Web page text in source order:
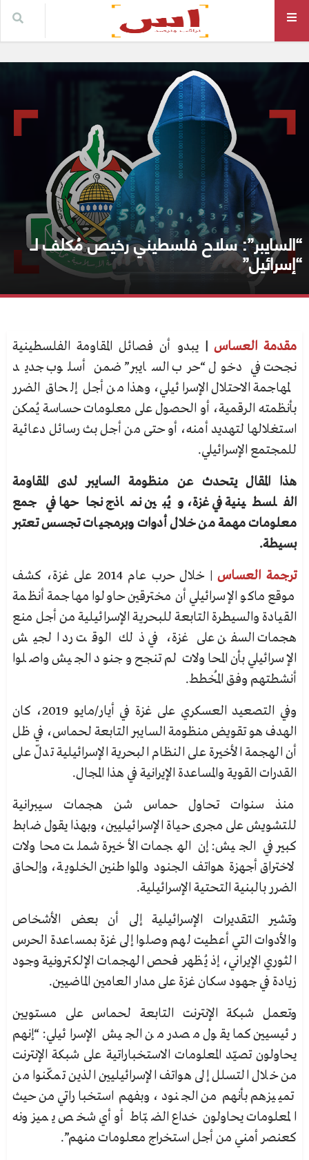
“السايبر”: سلاح فلسطيني رخيص مُكلف لـ
“إسرائيل”
مقدمة العساس | يبدو أن فصائل المقاومة الفلسطينية
نجحت في دخول “حرب السايبر” ضمن أسلوب جديد
لمهاجمة الاحتلال الإسرائيلي، وهذا من أجل إلحاق الضرر
بأنظمته الرقمية، أو الحصول على معلومات حساسة يُمكن
استغلالها لتهديد أمنه، أو حتى من أجل بث رسائل دعائية
للمجتمع الإسرائيلي.
هذا المقال يتحدث عن منظومة السايبر لدى المقاومة
الفلسطينية في غزة، ويُبين نماذج نجاحها في جمع
معلومات مهمة من خلال أدوات وبرمجيات تجسس تعتبر
بسيطة.
ترجمة العساس
| خلال حرب عام 2014 على غزة، كشف
موقع ماكو الإسرائيلي أن مخترقين حاولوا مهاجمة أنظمة
القيادة والسيطرة التابعة للبحرية الإسرائيلية من أجل منع
هجمات السفن على غزة، في ذلك الوقت رد الجيش
الإسرائيلي بأن المحاولات لم تنجح وجنود الجيش واصلوا
أنشطتهم وفق المُخطط.
وفي التصعيد العسكري على غزة في أيار/مايو 2019، كان
الهدف هو تقويض منظومة السايبر التابعة لحماس، في ظل
أن الهجمة الأخيرة على النظام البحرية الإسرائيلية تدلّ على
القدرات القوية والمساعدة الإيرانية في هذا المجال.
منذ سنوات تحاول حماس شن هجمات سيبرانية
للتشويش على مجرى حياة الإسرائيليين، وبهذا يقول ضابط
كبير في الجيش: إن الهجمات الأخيرة شملت محاولات
لاختراق أجهزة هواتف الجنود والمواطنين الخلوية، وإلحاق
الضرر بالبنية التحتية الإسرائيلية.
وتشير التقديرات الإسرائيلية إلى أن بعض الأشخاص
والأدوات التي أعطيت لهم وصلوا إلى غزة بمساعدة الحرس
الثوري الإيراني، إذ يُظهر فحص الهجمات الإلكترونية وجود
زيادة في جهود سكان غزة على مدار العامين الماضيين.
وتعمل شبكة الإنترنت التابعة لحماس على مستويين
رئيسيين كما يقول مصدر من الجيش الإسرائيلي: “إنهم
يحاولون تصيّد المعلومات الاستخباراتية على شبكة الإنترنت
من خلال التسلل إلى هواتف الإسرائيليين الذين تمكّنوا من
تمييزهم بأنهم من الجنود، وبفهم استخباراتي من حيث
المعلومات يحاولون خداع الضبّاط أو أي شخص يميزونه
كعنصر أمني من أجل استخراج معلومات منهم”.